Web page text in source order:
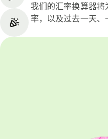
我们的汇率换算器将
率，以及过去一天、